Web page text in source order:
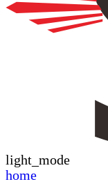
light_mode
home